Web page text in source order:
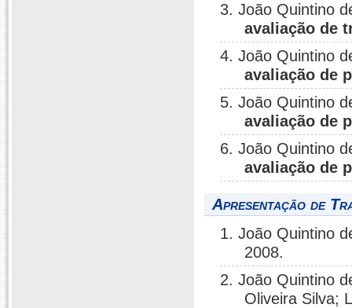
3. João Quintino
avaliação de
4. João Quintino
avaliação de
5. João Quintino
avaliação de
6. João Quintino
avaliação de
Apresentação de
1. João Quintino
2008.
2. João Quintino
Oliveira Silva;